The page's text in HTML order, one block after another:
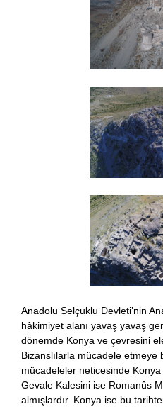
Anadolu Selçuklu Devleti’nin
hâkimiyet alanı yavaş yavaş
dönemde Konya ve çevresini
Bizanslılarla mücadele etmeye
mücadeleler neticesinde
Gevale Kalesini ise Romanûs
almışlardır. Konya ise bu